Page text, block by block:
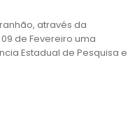
através da
de Fevereiro uma
Estadual de Pesquisa e